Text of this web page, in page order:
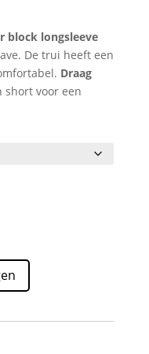
block longsleeve
De trui heeft een
Draag
short voor een